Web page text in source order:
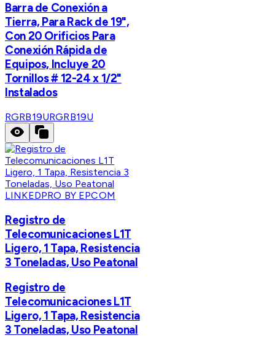
Barra de Conexión a
Tierra, Para Rack de 19",
Con 20 Orificios Para
Conexión Rápida de
Equipos, Incluye 20
Tornillos # 12-24 x 1/2"
Instalados
RGRB19URGRB19U
LINKEDPRO BY EPCOM
Registro de
Telecomunicaciones L1T
Ligero, 1 Tapa, Resistencia
3 Toneladas, Uso Peatonal
Registro de
Telecomunicaciones L1T
Ligero, 1 Tapa, Resistencia
3 Toneladas, Uso Peatonal